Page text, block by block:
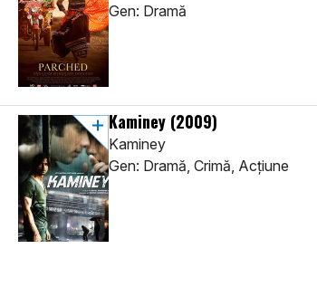
Gen: Dramă
Kaminey (2009)
Kaminey
Gen: Dramă, Crimă, Acţiune